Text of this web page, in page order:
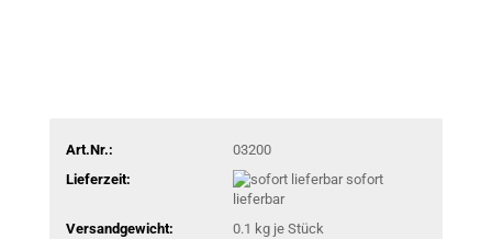
Art.Nr.:
03200
Lieferzeit:
sofort
lieferbar
Versandgewicht:
0.1 kg je Stück